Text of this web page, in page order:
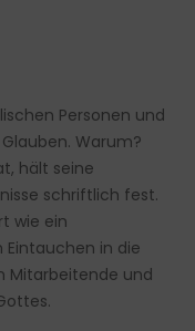
Personen und
Warum?
hält seine
schriftlich fest.
wie ein
Eintauchen in die
Mitarbeitende und